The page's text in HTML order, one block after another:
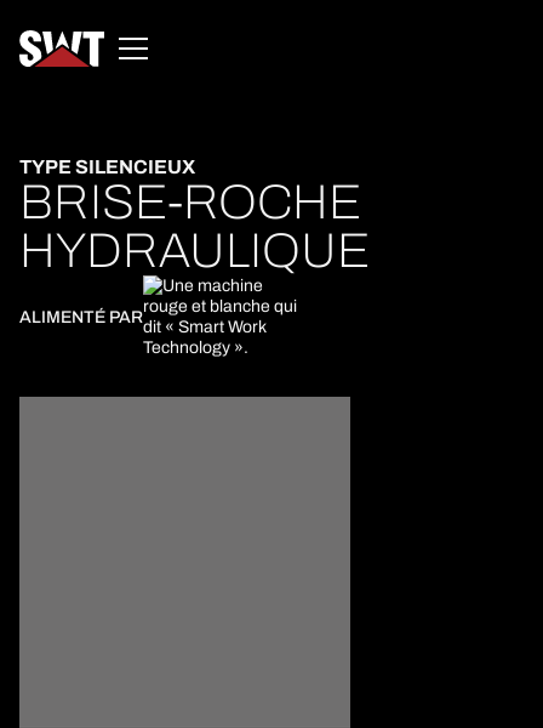
TYPE SILENCIEUX
BRISE-ROCHE
HYDRAULIQUE
ALIMENTÉ PAR